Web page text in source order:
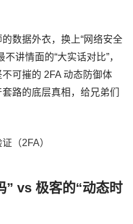
数据外衣，换上“网络安全
讲情面的“大实话对比”，
可摧的 2FA 动态防御体
路的底层真相，给兄弟们
” vs 极客的“动态时